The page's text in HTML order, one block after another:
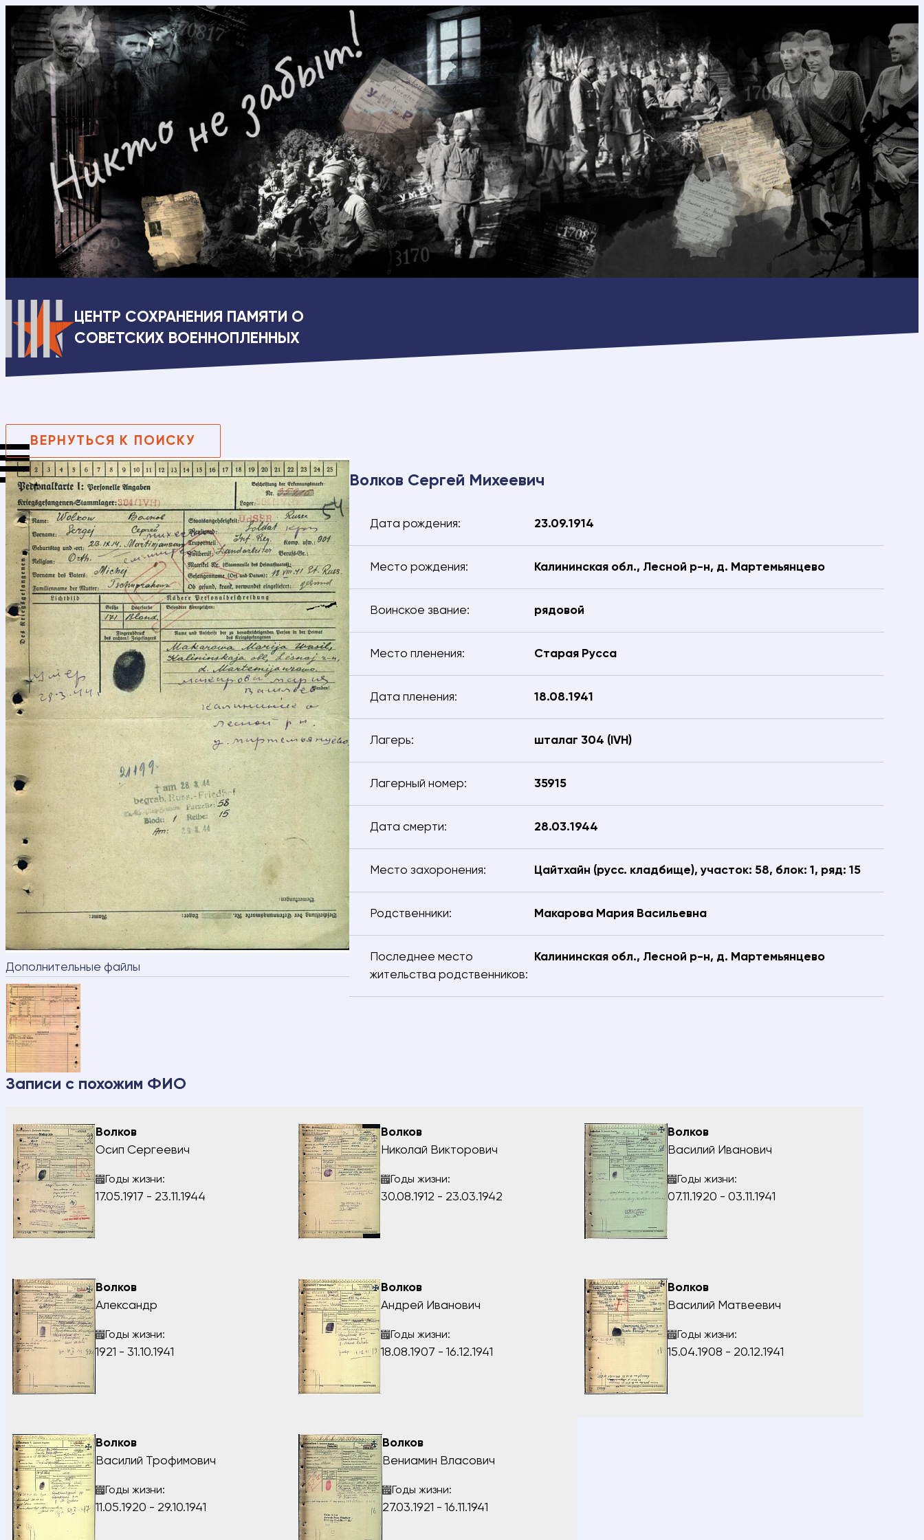
ЦЕНТР СОХРАНЕНИЯ ПАМЯТИ О
СОВЕТСКИХ ВОЕННОПЛЕННЫХ
ВЕРНУТЬСЯ К ПОИСКУ
Дополнительные файлы
Волков Сергей Михеевич
Дата рождения: 23.09.1914
Место рождения: Калининская обл., Лесной р-н, д. Мартемьянцево
Воинское звание: рядовой
Место пленения: Старая Русса
Дата пленения: 18.08.1941
Лагерь: шталаг 304 (IVН)
Лагерный номер: 35915
Дата смерти: 28.03.1944
Место захоронения: Цайтхайн (русс. кладбище), участок: 58, блок: 1, ряд: 15
Родственники: Макарова Мария Васильевна
Последнее место
жительства родственников:
Калининская обл., Лесной р-н, д. Мартемьянцево
Записи с похожим ФИО
Волков
Осип Сергеевич
Годы жизни:
17.05.1917 - 23.11.1944
Волков
Николай Викторович
Годы жизни:
30.08.1912 - 23.03.1942
Волков
Василий Иванович
Годы жизни:
07.11.1920 - 03.11.1941
Волков
Александр
Годы жизни:
1921 - 31.10.1941
Волков
Андрей Иванович
Годы жизни:
18.08.1907 - 16.12.1941
Волков
Василий Матвеевич
Годы жизни:
15.04.1908 - 20.12.1941
Волков
Василий Трофимович
Годы жизни:
11.05.1920 - 29.10.1941
Волков
Вениамин Власович
Годы жизни:
27.03.1921 - 16.11.1941
Свяжитесь с нами – мы поможем найти:
Ваше имя
Я подтверждаю, что даюсогласие на обработку предоставляемых
персональных данных.
ОТПРАВИТЬ